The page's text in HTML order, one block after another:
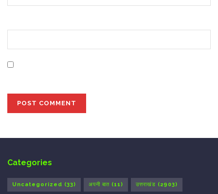
Categories
Uncategorized (33) अपनी बात (11) उत्तराखंड (2903)